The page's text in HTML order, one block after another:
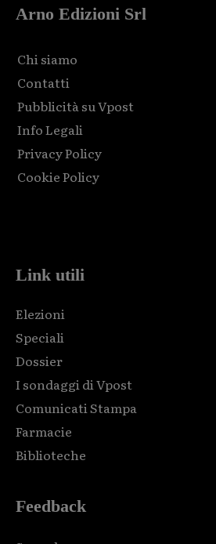
Arno Edizioni Srl
Chi siamo
Contatti
Pubblicità su Vpost
Info Legali
Privacy Policy
Cookie Policy
Link utili
Elezioni
Speciali
Dossier
I sondaggi di Vpost
Comunicati Stampa
Farmacie
Biblioteche
Feedback